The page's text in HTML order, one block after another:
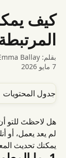
كيف
بقلم: Ballay
7 مايو 2026
جدول المحتويات
لم يعد يعمل، أو
يمكنك تحديث